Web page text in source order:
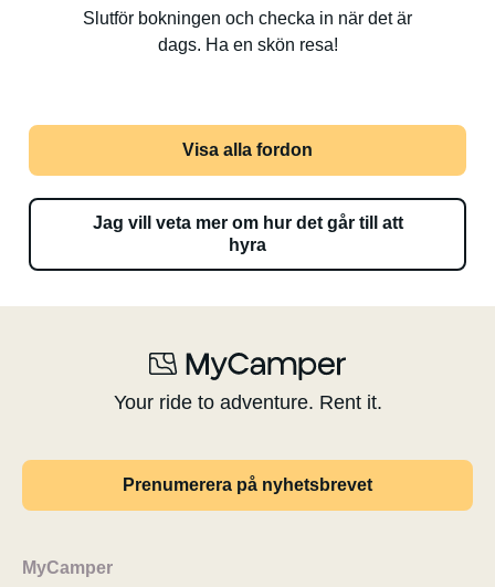
Slutför bokningen och checka in när det är
dags. Ha en skön resa!
Visa alla fordon
Jag vill veta mer om hur det går till att
hyra
Your ride to adventure. Rent it.
Prenumerera på nyhetsbrevet
MyCamper